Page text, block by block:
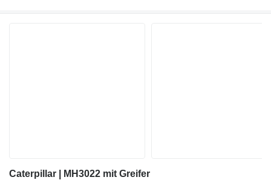
Caterpillar | MH3022 mit Greifer